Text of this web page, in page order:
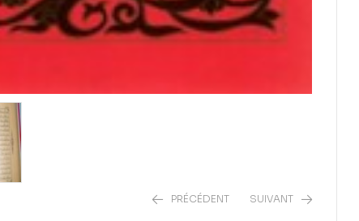
PRÉCÉDENT SUIVANT